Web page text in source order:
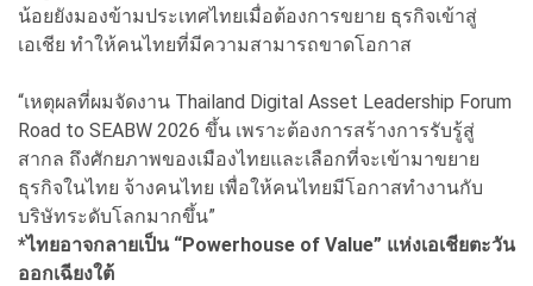
น้อยยังมองข้ามประเทศไทยเมื่อต้องการขยาย ธุรกิจเข้าสู่
เอเชีย ทำให้คนไทยที่มีความสามารถขาดโอกาส
“เหตุผลที่ผมจัดงาน Thailand Digital Asset Leadership Forum
Road to SEABW 2026 ขึ้น เพราะต้องการสร้างการรับรู้สู่
สากล ถึงศักยภาพของเมืองไทยและเลือกที่จะเข้ามาขยาย
ธุรกิจในไทย จ้างคนไทย เพื่อให้คนไทยมีโอกาสทำงานกับ
บริษัทระดับโลกมากขึ้น”
*ไทยอาจกลายเป็น “Powerhouse of Value” แห่งเอเชียตะวัน
ออกเฉียงใต้